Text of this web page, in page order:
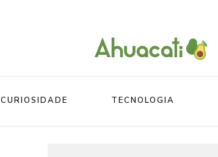
Ahuacati
O melhor da Internet em um só lugar
CURIOSIDADE TECNOLOGIA